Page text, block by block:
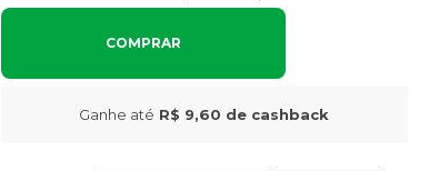
COMPRAR
Ganhe até R$ 9,60 de cashback